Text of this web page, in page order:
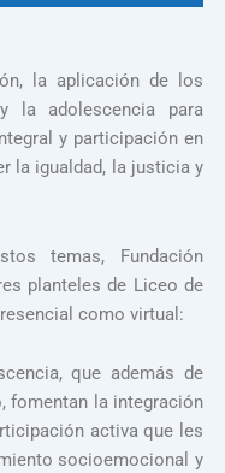
la aplicación de los
la adolescencia para
y participación en
la igualdad, la justicia y
temas, Fundación
planteles de Liceo de
como virtual:
que además de
fomentan la integración
activa que les
socioemocional y